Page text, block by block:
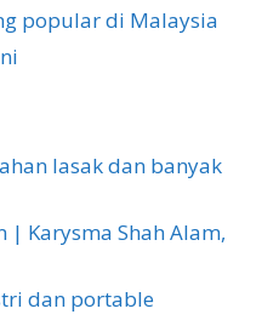
popular di Malaysia
lasak dan banyak
| Karysma Shah Alam,
dan portable